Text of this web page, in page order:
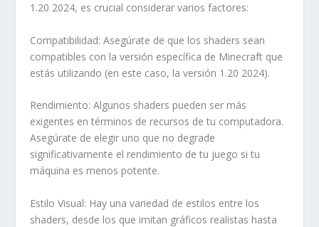
1.20 2024, es crucial considerar varios factores:
Compatibilidad: Asegúrate de que los shaders sean
compatibles con la versión específica de Minecraft que
estás utilizando (en este caso, la versión 1.20 2024).
Rendimiento: Algunos shaders pueden ser más
exigentes en términos de recursos de tu computadora.
Asegúrate de elegir uno que no degrade
significativamente el rendimiento de tu juego si tu
máquina es menos potente.
Estilo Visual: Hay una variedad de estilos entre los
shaders, desde los que imitan gráficos realistas hasta